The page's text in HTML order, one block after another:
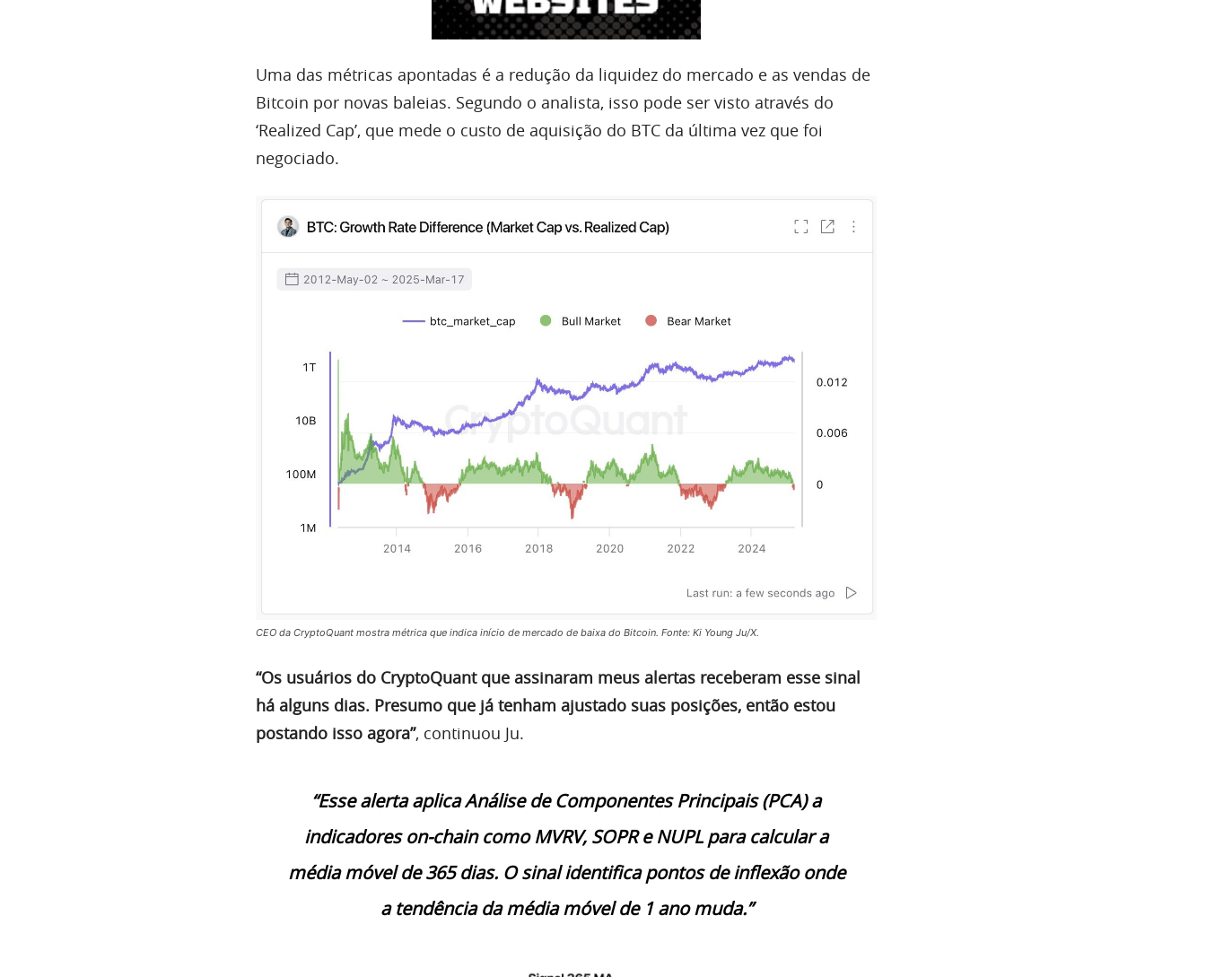
Uma das métricas apontadas é a redução da liquidez do mercado e as vendas de
Bitcoin por novas baleias. Segundo o analista, isso pode ser visto através do
‘Realized Cap’, que mede o custo de aquisição do BTC da última vez que foi
negociado.
CEO da CryptoQuant mostra métrica que indica início de mercado de baixa do Bitcoin. Fonte: Ki Young Ju/X.
“Os usuários do CryptoQuant que assinaram meus alertas receberam esse sinal
há alguns dias. Presumo que já tenham ajustado suas posições, então estou
postando isso agora”, continuou Ju.
“Esse alerta aplica Análise de Componentes Principais (PCA) a
indicadores on-chain como MVRV, SOPR e NUPL para calcular a
média móvel de 365 dias. O sinal identifica pontos de inflexão onde
a tendência da média móvel de 1 ano muda.”